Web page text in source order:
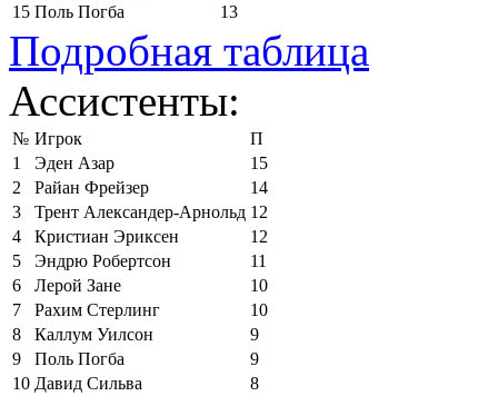
15 Поль Погба 13
Подробная таблица
Ассистенты:
№ Игрок
П
1
Эден Азар
15
2
Райан Фрейзер
14
3
Трент Александер-Арнольд 12
4
Кристиан Эриксен
12
5
Эндрю Робертсон
11
6
Лерой Зане
10
7
Рахим Стерлинг
10
8
Каллум Уилсон
9
9
Поль Погба
9
10 Давид Сильва
8